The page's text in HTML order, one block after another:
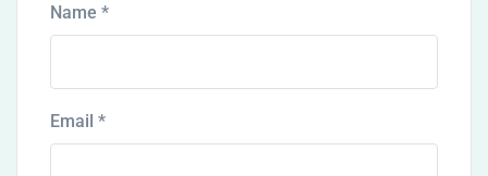
Name *
Email *